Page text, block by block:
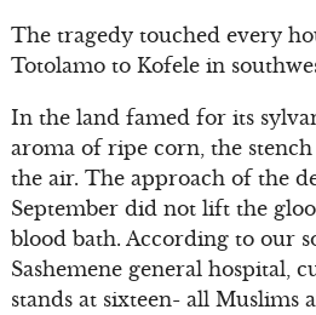
The tragedy touched every
Totolamo to Kofele in
In the land famed for its
aroma of ripe corn, the
the air. The approach of the
September did not lift the
blood bath. According to our
Sashemene general hospital,
stands at sixteen- all Muslims